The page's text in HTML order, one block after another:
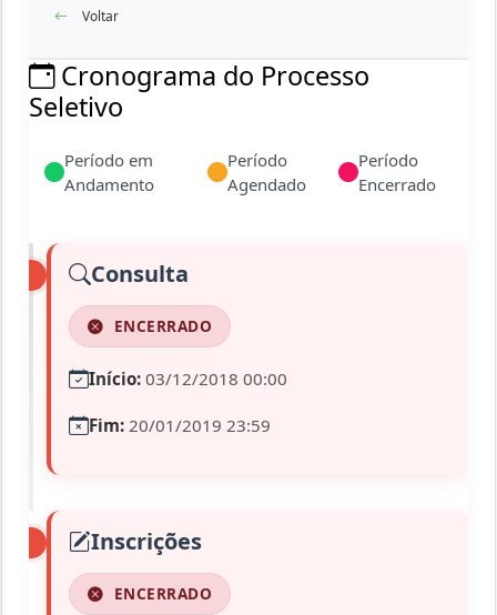
Voltar
Cronograma do Processo
Seletivo
Período em
Andamento
Período
Agendado
Período
Encerrado
Consulta
ENCERRADO
Início: 03/12/2018 00:00
Fim: 20/01/2019 23:59
Inscrições
ENCERRADO